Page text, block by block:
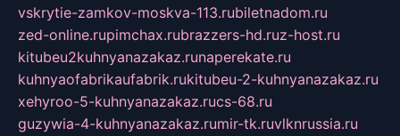
vskrytie-zamkov-moskva-113.rubiletnadom.ru
zed-online.rupimchax.rubrazzers-hd.ruz-host.ru
kitubeu2kuhnyanazakaz.runaperekate.ru
kuhnyaofabrikaufabrik.rukitubeu-2-kuhnyanazakaz.ru
xehyroo-5-kuhnyanazakaz.rucs-68.ru
guzywia-4-kuhnyanazakaz.rumir-tk.ruvlknrussia.ru